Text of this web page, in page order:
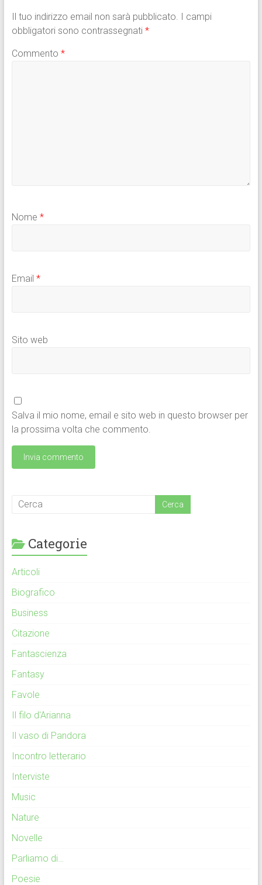
Il tuo indirizzo email non sarà pubblicato. I campi
obbligatori sono contrassegnati *
Commento *
Nome *
Email *
Sito web
Salva il mio nome, email e sito web in questo browser per
la prossima volta che commento.
Categorie
Articoli
Biografico
Business
Citazione
Fantascienza
Fantasy
Favole
Il filo d'Arianna
Il vaso di Pandora
Incontro letterario
Interviste
Music
Nature
Novelle
Parliamo di…
Poesie